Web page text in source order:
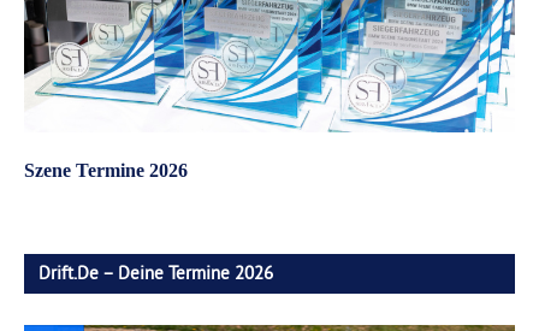
Szene Termine 2026
Drift.de – Deine Termine 2026